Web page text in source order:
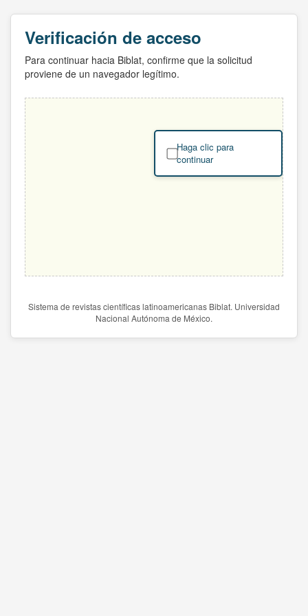
Verificación de acceso
Para continuar hacia Biblat, confirme que la solicitud
proviene de un navegador legítimo.
Haga clic para
continuar
Sistema de revistas científicas latinoamericanas Biblat. Universidad
Nacional Autónoma de México.